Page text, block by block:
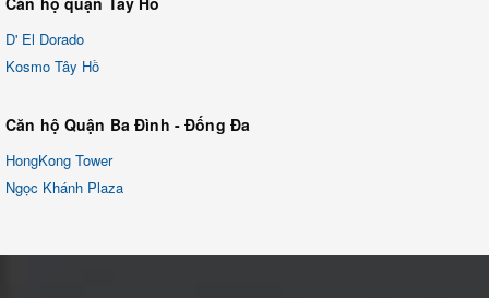
D' El Dorado
Kosmo Tây Hồ
Căn hộ Quận Ba Đình - Đống Đa
HongKong Tower
Ngọc Khánh Plaza